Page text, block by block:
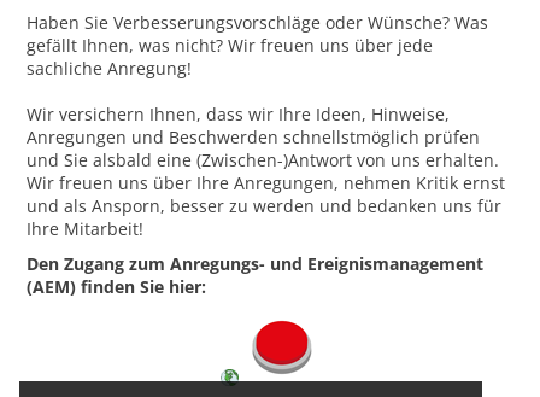
Haben Sie Verbesserungsvorschläge oder Wünsche? Was
gefällt Ihnen, was nicht? Wir freuen uns über jede
sachliche Anregung!
Wir versichern Ihnen, dass wir Ihre Ideen, Hinweise,
Anregungen und Beschwerden schnellstmöglich prüfen
und Sie alsbald eine (Zwischen-)Antwort von uns erhalten.
Wir freuen uns über Ihre Anregungen, nehmen Kritik ernst
und als Ansporn, besser zu werden und bedanken uns für
Ihre Mitarbeit!
Den Zugang zum Anregungs- und Ereignismanagement
(AEM) finden Sie hier: